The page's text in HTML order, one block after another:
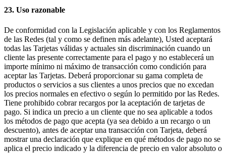
23. Uso razonable
De conformidad con la Legislación aplicable y con los Reglamentos
de las Redes (tal y como se definen más adelante), Usted aceptará
todas las Tarjetas válidas y actuales sin discriminación cuando un
cliente las presente correctamente para el pago y no establecerá un
importe mínimo ni máximo de transacción como condición para
aceptar las Tarjetas. Deberá proporcionar su gama completa de
productos o servicios a sus clientes a unos precios que no excedan
los precios normales en efectivo o según lo permitido por las Redes.
Tiene prohibido cobrar recargos por la aceptación de tarjetas de
pago. Si indica un precio a un cliente que no sea aplicable a todos
los métodos de pago que acepta (ya sea debido a un recargo o un
descuento), antes de aceptar una transacción con Tarjeta, deberá
mostrar una declaración que explique en qué métodos de pago no se
aplica el precio indicado y la diferencia de precio en valor absoluto o